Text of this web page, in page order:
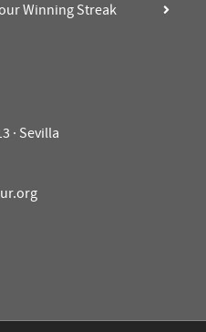
Winning Streak
· Sevilla